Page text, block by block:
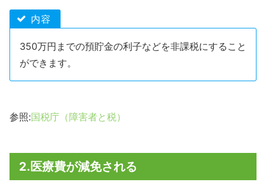
内容
350万円までの預貯金の利子などを非課税にすること
ができます。
参照:国税庁（障害者と税）
2.医療費が減免される